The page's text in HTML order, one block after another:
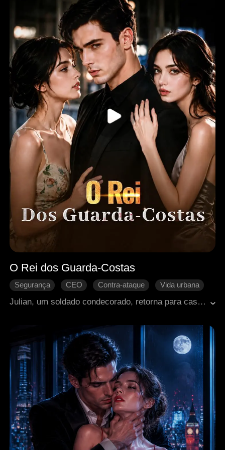
O Rei dos Guarda-Costas
Segurança CEO Contra-ataque
Vida urbana
Julian, um soldado condecorado, retorna para casa apenas para encontrar sua mãe morta e sua irmã Ruby precisando urgentemente de um transplante de rim. Para pagar a cirurgia, ele aceita trabalhar como guarda-costas de Gianna, uma herdeira fria e difícil de lidar. Entre atentados, conspirações e inimigos poderosos, Julian a protege repetidamente, conquistando sua confiança e mudando seu destino. Ao salvar Ruby e derrotar seus inimigos, ele descobre que encontrou muito mais do que um trabalho: um verdadeiro lar.